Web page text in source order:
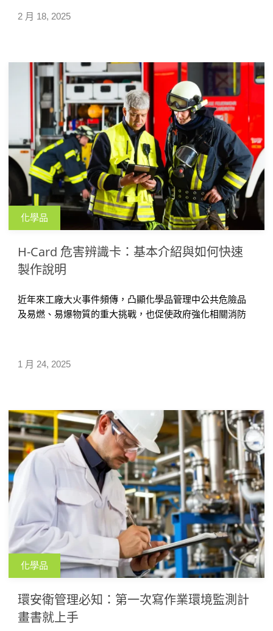
2 月 18, 2025
管理效率。
化學品
H-Card 危害辨識卡：基本介紹與如何快速
製作說明
1 月 24, 2025
近年來工廠大火事件頻傳，凸顯化學品管理中公共危險品
及易燃、易爆物質的重大挑戰，也促使政府強化相關消防
介紹H-Card的基本內容，並說明如何透過匡騰化學品管理
化學品
環安衛管理必知：第一次寫作業環境監測計
畫書就上手